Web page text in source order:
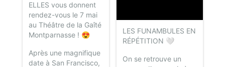
LES FUNAMBULES EN
RÉPÉTITION 🤍
On se retrouve un
ELLES vous donnent
rendez-vous le 7 mai
au Théâtre de la Gaîté
Montparnasse ! 😍
Après une magnifique
date à San Francisco,